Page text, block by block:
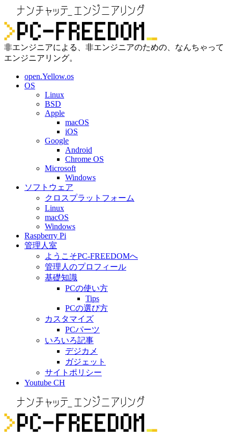
非エンジニアによる、非エンジニアのための、なんちゃって
エンジニアリング。
open.Yellow.os
OS
Linux
BSD
Apple
macOS
iOS
Google
Android
Chrome OS
Microsoft
Windows
ソフトウェア
クロスプラットフォーム
Linux
macOS
Windows
Raspberry Pi
管理人室
ようこそPC-FREEDOMへ
管理人のプロフィール
基礎知識
PCの使い方
Tips
PCの選び方
カスタマイズ
PCパーツ
いろいろ記事
デジカメ
ガジェット
サイトポリシー
Youtube CH